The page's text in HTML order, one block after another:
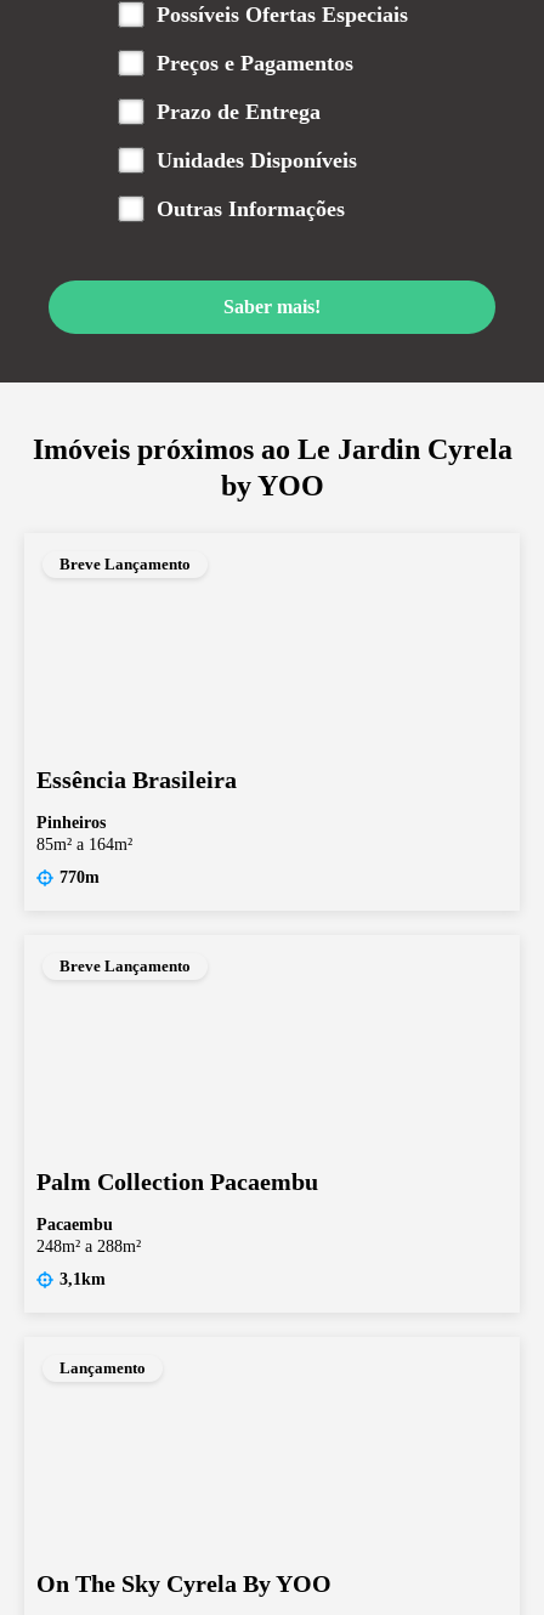
Possíveis Ofertas Especiais
Preços e Pagamentos
Prazo de Entrega
Unidades Disponíveis
Outras Informações
Saber mais!
Imóveis próximos ao Le Jardin Cyrela
by YOO
Breve Lançamento
Essência Brasileira
Pinheiros
85m² a 164m²
770m
Breve Lançamento
Palm Collection Pacaembu
Pacaembu
248m² a 288m²
3,1km
Lançamento
On The Sky Cyrela By YOO